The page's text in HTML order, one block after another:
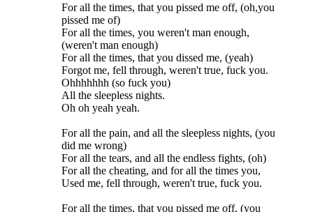
For all the times, that you pissed me off, (oh,you
pissed me of)
For all the times, you weren't man enough,
(weren't man enough)
For all the times, that you dissed me, (yeah)
Forgot me, fell through, weren't true, fuck you.
Ohhhhhhh (so fuck you)
All the sleepless nights.
Oh oh yeah yeah.
For all the pain, and all the sleepless nights, (you
did me wrong)
For all the tears, and all the endless fights, (oh)
For all the cheating, and for all the times you,
Used me, fell through, weren't true, fuck you.
For all the times, that you pissed me off, (you